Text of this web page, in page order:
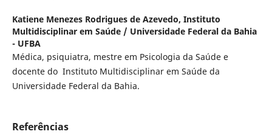
Katiene Menezes Rodrigues de Azevedo, Instituto
Multidisciplinar em Saúde / Universidade Federal da Bahia
- UFBA
Médica, psiquiatra, mestre em Psicologia da Saúde e
docente do Instituto Multidisciplinar em Saúde da
Universidade Federal da Bahia.
Referências